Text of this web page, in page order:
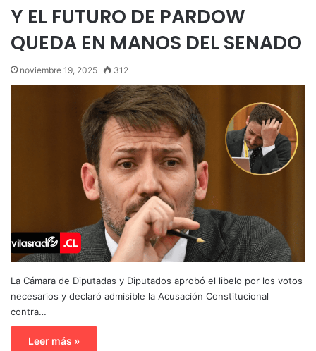
Y EL FUTURO DE PARDOW
QUEDA EN MANOS DEL SENADO
noviembre 19, 2025 312
La Cámara de Diputadas y Diputados aprobó el libelo por los votos
necesarios y declaró admisible la Acusación Constitucional
contra…
Leer más »